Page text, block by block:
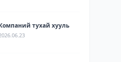
тухай хууль